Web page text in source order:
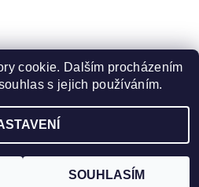
| Vyšívací.cz | Crystalstyle.cz
, všechna práva vyhrazena
cookie. Dalším procházením
s jejich používáním.
SOUHLASÍM